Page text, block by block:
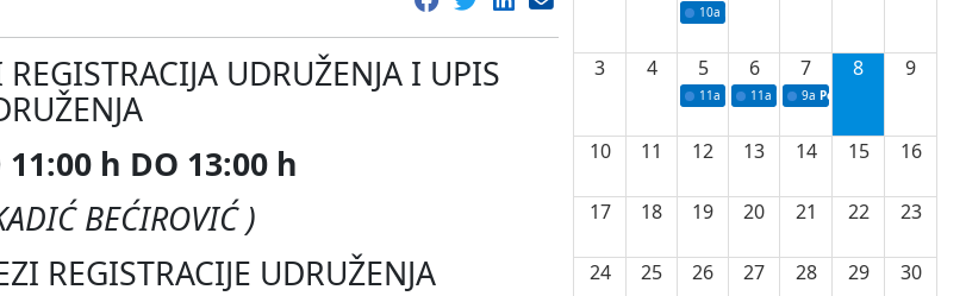
UDRUŽENJA I UPIS
11:00 h DO 13:00 h
BEĆIROVIĆ )
REGISTRACIJE UDRUŽENJA
10a Potpisivanje ugovora sa neprofitnim
3 4 5
11a Potpisivanje ugovora o stipendijama
6
11a Podrška razvoju vodne
7
9a Početak izgradnje nove
8 9
10 11 12 13 14 15 16
17 18 19 20 21 22 23
24 25 26 27 28 29 30